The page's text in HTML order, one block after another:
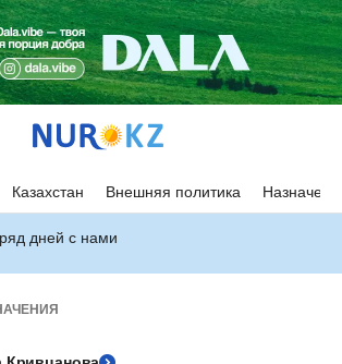
Казахстан Внешняя политика
дней с нами